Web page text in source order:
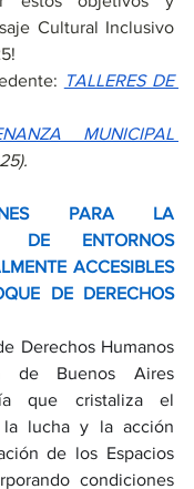
Cultural Inclusivo
TALLERES DE
MUNICIPAL
PARA LA
DE ENTORNOS
ACCESIBLES
DE DERECHOS
Derechos Humanos
de Buenos Aires
que cristaliza el
la lucha y la acción
de los Espacios
condiciones